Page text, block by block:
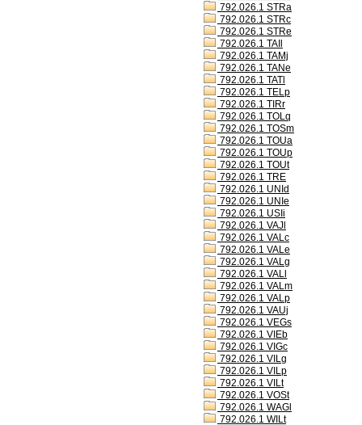
792.026.1 STRa
792.026.1 STRc
792.026.1 STRe
792.026.1 TAIl
792.026.1 TAMj
792.026.1 TANe
792.026.1 TATl
792.026.1 TELp
792.026.1 TIRr
792.026.1 TOLq
792.026.1 TOSm
792.026.1 TOUa
792.026.1 TOUp
792.026.1 TOUt
792.026.1 TRE
792.026.1 UNId
792.026.1 UNIe
792.026.1 USIi
792.026.1 VAJl
792.026.1 VALc
792.026.1 VALe
792.026.1 VALg
792.026.1 VALl
792.026.1 VALm
792.026.1 VALp
792.026.1 VAUj
792.026.1 VEGs
792.026.1 VIEb
792.026.1 VIGc
792.026.1 VILg
792.026.1 VILp
792.026.1 VILt
792.026.1 VOSt
792.026.1 WAGl
792.026.1 WILt